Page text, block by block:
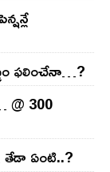
ఫ‌లించేనా…?
@ 300
ఏంటి..?